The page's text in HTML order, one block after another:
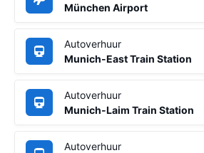
München Airport
Autoverhuur
Munich-East Train Station
Autoverhuur
Munich-Laim Train Station
Autoverhuur